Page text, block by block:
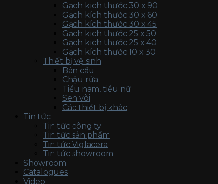
Gạch kích thước 30 x 90
Gạch kích thước 30 x 60
Gạch kích thước 30 x 45
Gạch kích thước 25 x 50
Gạch kích thước 25 x 40
Gạch kích thước 10 x 30
Thiết bị vệ sinh
Bàn cầu
Chậu rửa
Tiểu nam, tiểu nữ
Sen vòi
Các thiết bị khác
Tin tức
Tin tức công ty
Tin tức sản phẩm
Tin tức Viglacera
Tin tức showroom
Showroom
Catalogues
Video